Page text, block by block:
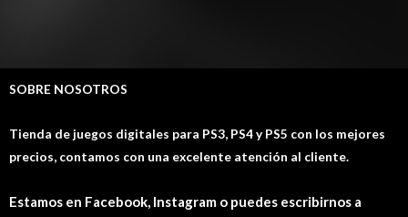
SOBRE NOSOTROS
Tienda de juegos digitales para PS3, PS4 y PS5 con los mejores
precios, contamos con una excelente atención al cliente.
Estamos en Facebook, Instagram o puedes escribirnos a